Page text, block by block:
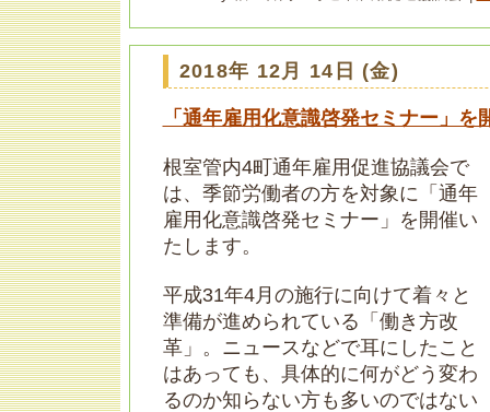
2018年 12月 14日 (金)
「通年雇用化意識啓発セミナー」を
根室管内4町通年雇用促進協議会で
は、季節労働者の方を対象に「通年
雇用化意識啓発セミナー」を開催い
たします。
平成31年4月の施行に向けて着々と
準備が進められている「働き方改
革」。ニュースなどで耳にしたこと
はあっても、具体的に何がどう変わ
るのか知らない方も多いのではない